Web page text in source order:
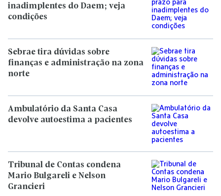
inadimplentes do Daem; veja
condições
Sebrae tira dúvidas sobre
finanças e administração na zona
norte
Ambulatório da Santa Casa
devolve autoestima a pacientes
Tribunal de Contas condena
Mario Bulgareli e Nelson
Grancieri